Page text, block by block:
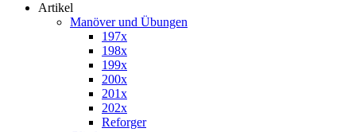
Artikel
Manöver und Übungen
197x
198x
199x
200x
201x
202x
Reforger